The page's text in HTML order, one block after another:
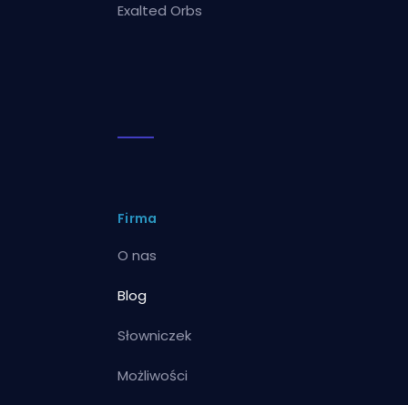
Exalted Orbs
Firma
O nas
Blog
Słowniczek
Możliwości